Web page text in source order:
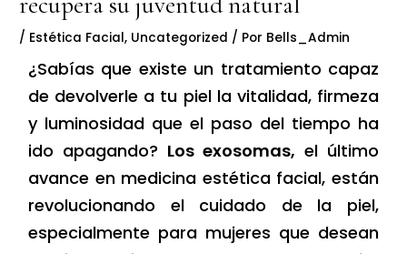
/ Estética Facial, Uncategorized / Por Bells_Admin
¿Sabías que existe un tratamiento capaz
de devolverle a tu piel la vitalidad, firmeza
y luminosidad que el paso del tiempo ha
ido apagando? Los exosomas, el último
avance en medicina estética facial, están
revolucionando el cuidado de la piel,
especialmente para mujeres que desean